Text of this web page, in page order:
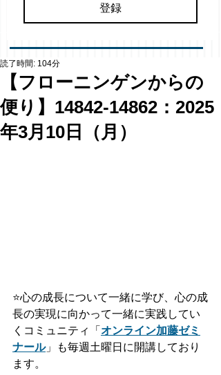
登録
【フローニンゲンからの
便り】14842-14862：2025
年3月10日（月）
読了時間: 104分
⭐️心の成長について一緒に学び、心の成
長の実現に向かって一緒に実践してい
くコミュニティ「 オンライン加藤ゼミ
ナール」も毎週土曜日に開講しており
ます。